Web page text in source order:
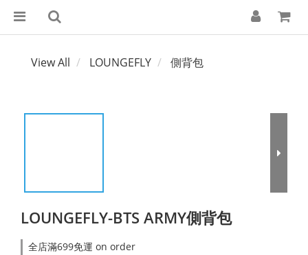
View All LOUNGEFLY 側背包
LOUNGEFLY-BTS ARMY側背包
全店滿699免運 on order